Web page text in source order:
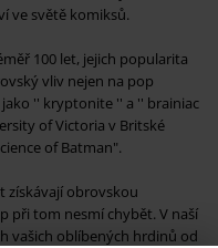
ve světě komiksů.
100 let, jejich popularita
vliv nejen na pop
'' kryptonite '' a '' brainiac
of Victoria v Britské
of Batman".
získávají obrovskou
při tom nesmí chybět. V naší
vašich oblíbených hrdinů od